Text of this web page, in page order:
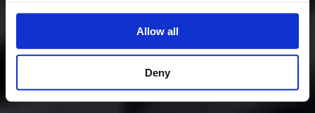
Allow all
Deny